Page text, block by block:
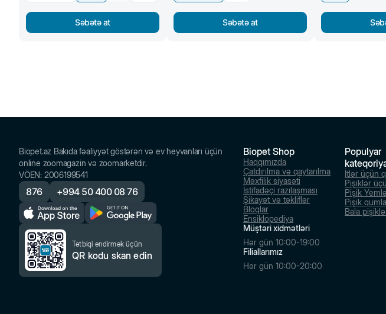
Səbətə at Səbətə at
Biopet.az Bakıda fəaliyyət göstərən və ev heyvanları üçün
online zoomagazin və zoomarketdir.
VÖEN: 2006199541
876 +994 50 400 08 76
Tətbiqi endirmək üçün
QR kodu skan edin
Biopet Shop
Haqqımızda
Çatdırılma və qaytarılma
Məxfilik siyasəti
İstifadəçi razılaşması
Şikayət və təkliflər
Bloqlar
Ensiklopediya
Müştəri xidmətləri
Hər gün 10:00-19:00
Filiallarımız
Hər gün 10:00-20:00
Populyar
İtlər üçün
Pişiklər
Pişik
Pişik
Bala